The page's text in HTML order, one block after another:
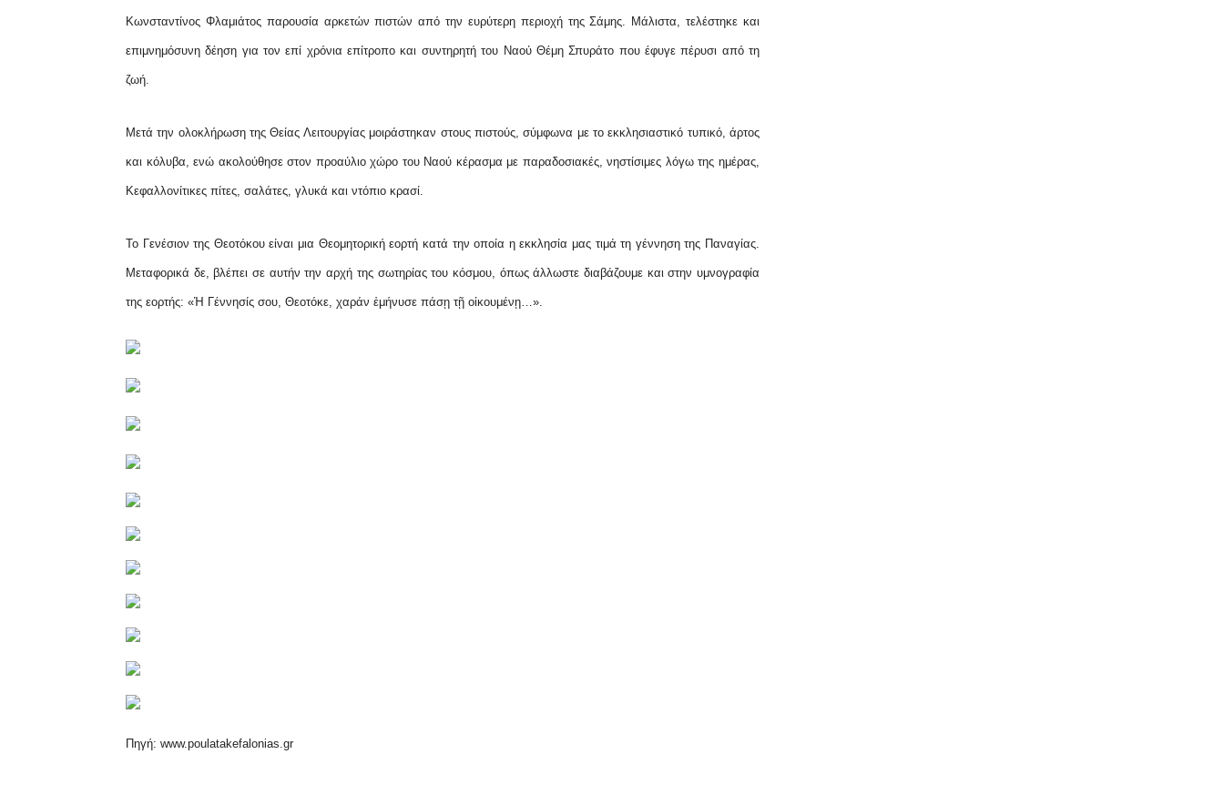
Κωνσταντίνος Φλαμιάτος παρουσία αρκετών πιστών από την ευρύτερη περιοχή της Σάμης. Μάλιστα, τελέστηκε και
επιμνημόσυνη δέηση για τον επί χρόνια επίτροπο και συντηρητή του Ναού Θέμη Σπυράτο που έφυγε πέρυσι από τη
ζωή.
Μετά την ολοκλήρωσητης Θείας Λειτουργίας μοιράστηκαν στους πιστούς, σύμφωνα με το εκκλησιαστικό τυπικό, άρτος
και κόλυβα, ενώ ακολούθησε στον προαύλιο χώρο του Ναού κέρασμα με παραδοσιακές, νηστίσιμες λόγω της ημέρας,
Κεφαλλονίτικες πίτες, σαλάτες, γλυκά και ντόπιο κρασί.
Το Γενέσιον της Θεοτόκου είναι μια Θεομητορική εορτή κατά την οποία η εκκλησία μας τιμά τη γέννηση της Παναγίας.
Μεταφορικά δε, βλέπει σε αυτήν την αρχή της σωτηρίας του κόσμου, όπως άλλωστε διαβάζουμε και στην υμνογραφία
της εορτής: «Ἡ Γέννησίς σου, Θεοτόκε, χαράν ἐμήνυσε πάσῃ τῇ οἰκουμένῃ…».
Πηγή: www.poulatakefalonias.gr